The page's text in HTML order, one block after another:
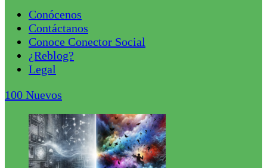
Conócenos
Contáctanos
Conoce Conector Social
¿Reblog?
Legal
100 Nuevos